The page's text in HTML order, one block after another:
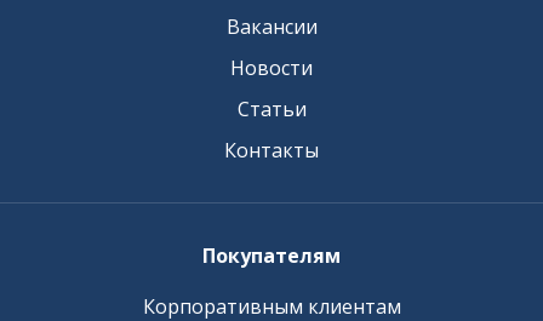
Вакансии
Новости
Статьи
Контакты
Покупателям
Корпоративным клиентам